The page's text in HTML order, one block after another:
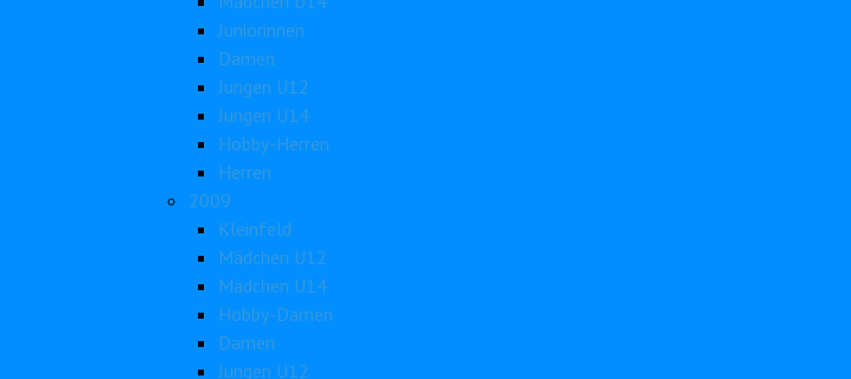
Juniorinnen
Damen
Jungen U12
Jungen U14
Hobby-Herren
Herren
2009
Kleinfeld
Mädchen U12
Mädchen U14
Hobby-Damen
Damen
Jungen U12